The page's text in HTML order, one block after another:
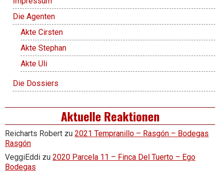
Die Agenten
Akte Cirsten
Akte Stephan
Akte Uli
Die Dossiers
Aktuelle Reaktionen
Reicharts Robert zu 2021 Tempranillo – Rasgón – Bodegas
Rasgón
VeggiEddi zu 2020 Parcela 11 – Finca Del Tuerto – Ego
Bodegas